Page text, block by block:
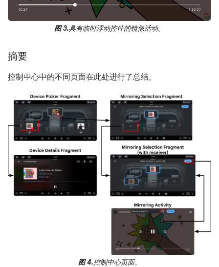
图 3.具有临时浮动控件的镜像活动。
摘要
控制中心中的不同页面在此处进行了总结。
图 4.控制中心页面。